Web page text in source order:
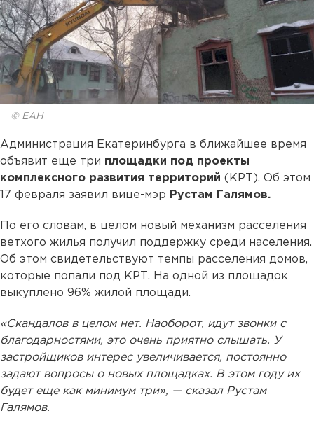
© ЕАН
Администрация Екатеринбурга в ближайшее время
объявит еще три площадки под проекты
комплексного развития территорий (КРТ). Об этом
17 февраля заявил вице-мэр Рустам Галямов.
По его словам, в целом новый механизм расселения
ветхого жилья получил поддержку среди населения.
Об этом свидетельствуют темпы расселения домов,
которые попали под КРТ. На одной из площадок
выкуплено 96% жилой площади.
«Скандалов в целом нет. Наоборот, идут звонки с
благодарностями, это очень приятно слышать. У
застройщиков интерес увеличивается, постоянно
задают вопросы о новых площадках. В этом году их
будет еще как минимум три», — сказал Рустам
Галямов.